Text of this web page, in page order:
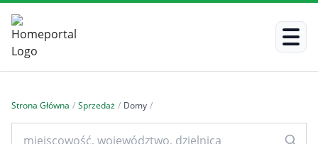
Strona Główna / Sprzedaż / Domy /